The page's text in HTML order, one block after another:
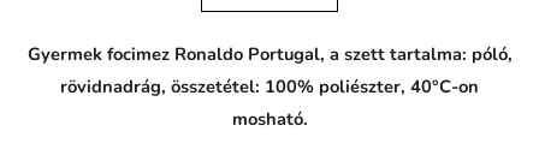
Gyermek focimez Ronaldo Portugal, a szett tartalma: póló,
rövidnadrág, összetétel: 100% poliészter, 40°C-on
mosható.